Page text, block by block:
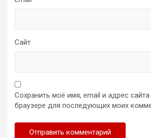
Сайт
Сохранить моё имя, email и адрес сайта
браузере для последующих моих